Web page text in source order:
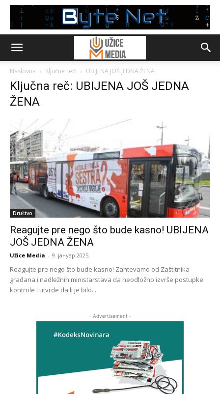
Naslovna Ključne reči UBIJENA JOŠ JEDNA ŽENA
Ključna reč: UBIJENA JOŠ JEDNA
ŽENA
Društvo
Reagujte pre nego što bude kasno! UBIJENA
JOŠ JEDNA ŽENA
Užice Media - 9. јануар 2025.
Reagujte pre nego što bude kasno! Zahtevamo od Zaštitnika
građana i nadležnih ministarstava da neodložno izvrše postupke
kontrole i utvrde da li je bilo...
- Advertisement -